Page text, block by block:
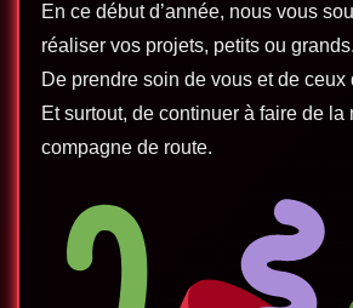
En ce début d’année, nous vous
réaliser vos projets, petits ou grands.
De prendre soin de vous et de ceux
Et surtout, de continuer à faire de la
compagne de route.